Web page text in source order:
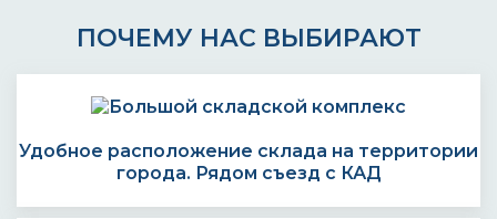
ПОЧЕМУ НАС ВЫБИРАЮТ
Удобное расположение склада на территории
города. Рядом съезд с КАД